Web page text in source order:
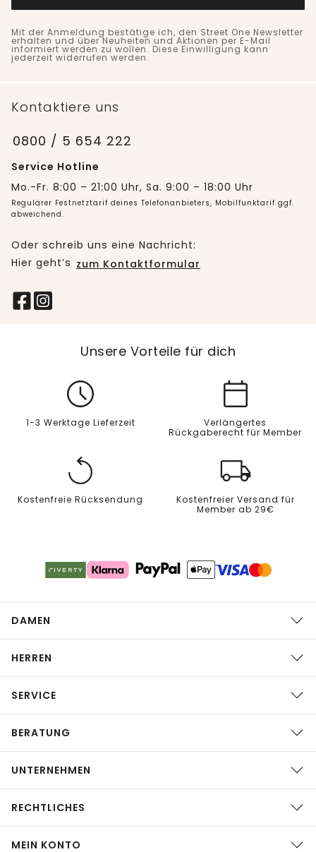
Mit der Anmeldung bestätige ich, den Street One Newsletter
erhalten und über Neuheiten und Aktionen per E-Mail
informiert werden zu wollen. Diese Einwilligung kann
jederzeit widerrufen werden.
Kontaktiere uns
0800 / 5 654 222
Service Hotline
Mo.-Fr. 8:00 – 21:00 Uhr, Sa. 9:00 – 18:00 Uhr
Regulärer Festnetztarif deines Telefonanbieters, Mobilfunktarif ggf.
abweichend.
Oder schreib uns eine Nachricht:
Hier geht’s zum Kontaktformular
Unsere Vorteile für dich
1-3 Werktage Lieferzeit
Verlängertes
Rückgaberecht für Member
Kostenfreie Rücksendung
Kostenfreier Versand für
Member ab 29€
DAMEN
HERREN
SERVICE
BERATUNG
UNTERNEHMEN
RECHTLICHES
MEIN KONTO